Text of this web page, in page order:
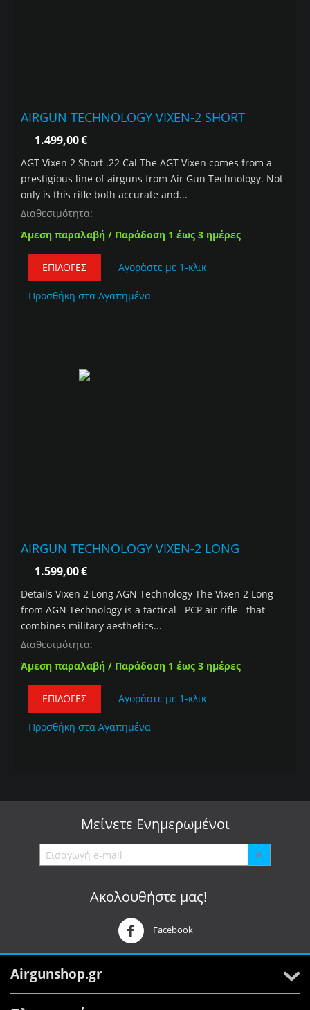
AIRGUN TECHNOLOGY VIXEN-2 SHORT
1.499,00€
AGT Vixen 2 Short .22 Cal The AGT Vixen comes from a
prestigious line of airguns from Air Gun Technology. Not
only is this rifle both accurate and...
Διαθεσιμότητα:
Άμεση παραλαβή / Παράδοση 1 έως 3 ημέρες
ΕΠΙΛΟΓΈΣ Αγοράστε με 1-κλικ
Προσθήκη στα Αγαπημένα
AIRGUN TECHNOLOGY VIXEN-2 LONG
1.599,00€
Details Vixen 2 Long AGN Technology The Vixen 2 Long
from AGN Technology is a tactical PCP air rifle that
combines military aesthetics...
Διαθεσιμότητα:
Άμεση παραλαβή / Παράδοση 1 έως 3 ημέρες
ΕΠΙΛΟΓΈΣ Αγοράστε με 1-κλικ
Προσθήκη στα Αγαπημένα
Μείνετε Ενημερωμένοι
Ακολουθήστε μας!
Facebook
Airgunshop.gr